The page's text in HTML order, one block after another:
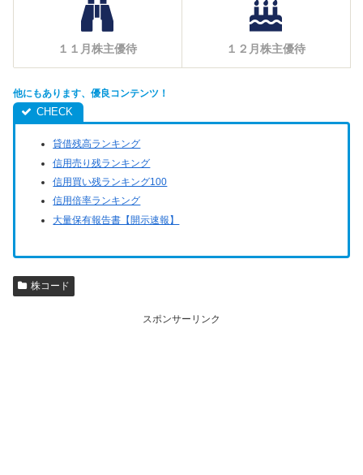
１１月株主優待 １２月株主優待
他にもあります、優良コンテンツ！
貸借残高ランキング
信用売り残ランキング
信用買い残ランキング100
信用倍率ランキング
大量保有報告書【開示速報】
株コード
スポンサーリンク